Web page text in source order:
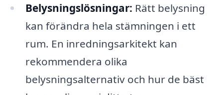
Belysningslösningar: Rätt belysning
kan förändra hela stämningen i ett
rum. En inredningsarkitekt kan
rekommendera olika
belysningsalternativ och hur de bäst